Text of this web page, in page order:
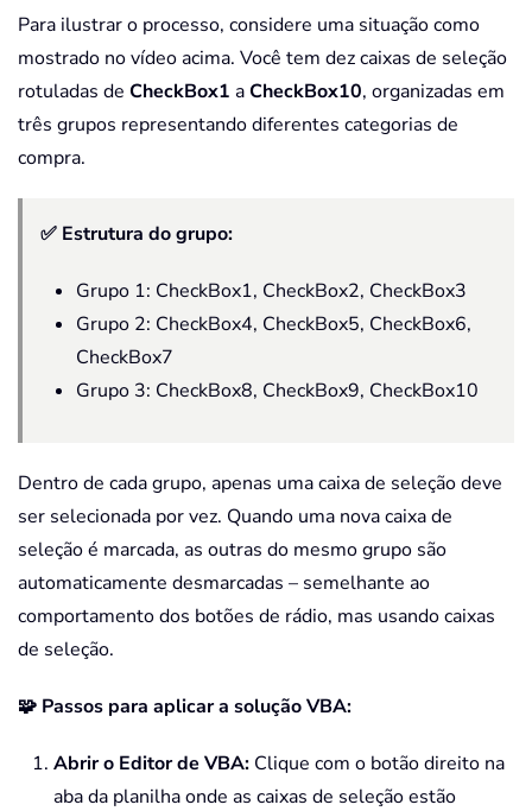
Para ilustrar o processo, considere uma situação como
mostrado no vídeo acima. Você tem dez caixas de seleção
rotuladas de CheckBox1 aCheckBox10, organizadas em
três grupos representando diferentes categorias de
compra.
✅ Estrutura do grupo:
Grupo 1: CheckBox1, CheckBox2, CheckBox3
Grupo 2: CheckBox4, CheckBox5, CheckBox6,
CheckBox7
Grupo 3: CheckBox8, CheckBox9, CheckBox10
Dentro de cada grupo, apenas uma caixa de seleção deve
ser selecionada por vez. Quando uma nova caixa de
seleção é marcada, as outras do mesmo grupo são
automaticamente desmarcadas – semelhante ao
comportamento dos botões de rádio, mas usando caixas
de seleção.
🧩 Passos para aplicar a solução VBA:
Abrir o Editor de VBA: Clique com o botão direito na
aba da planilha onde as caixas de seleção estão